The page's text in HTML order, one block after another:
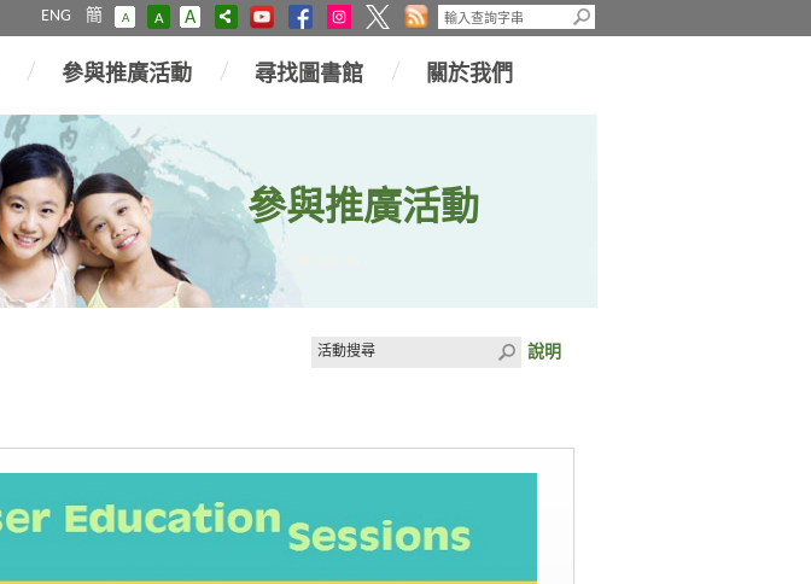
ENG 簡 A A A
參與推廣活動 尋找圖書館 關於我們
參與推廣活動
說明